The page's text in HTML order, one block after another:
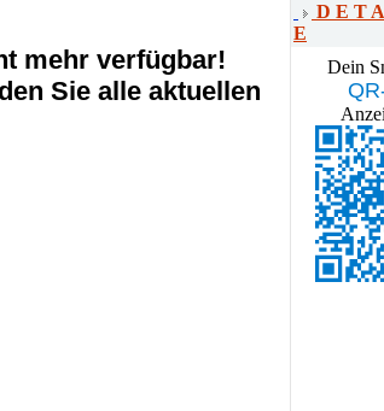
mehr verfügbar!
Sie alle aktuellen
D E T
E
Dein